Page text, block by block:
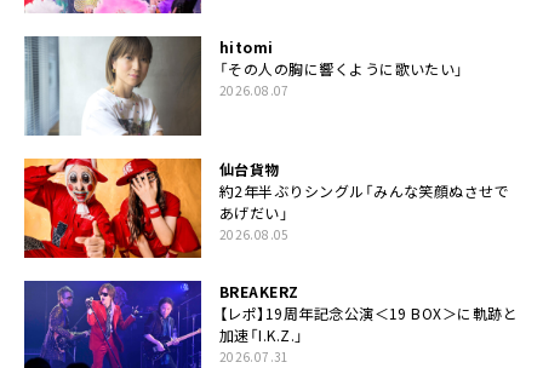
hitomi
「その人の胸に響くように歌いたい」
2026.08.07
仙台貨物
約2年半ぶりシングル「みんな笑顔ぬさせで
あげだい」
2026.08.05
BREAKERZ
【レポ】19周年記念公演＜19 BOX＞に軌跡と
加速「I.K.Z.」
2026.07.31